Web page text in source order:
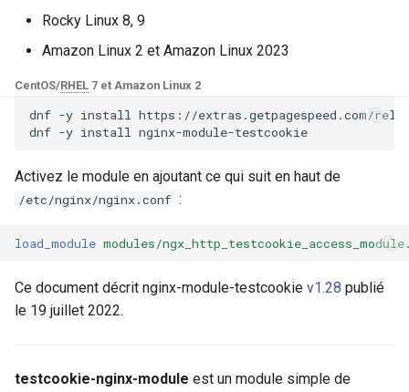
e
c
h
r
$device_type
$is_desktop
$is_mobile
$is_tv
testcookie_session
testcookie_arg
testcookie_fallback
testcookie_whitelist
testcookie_pass
testcookie_refresh_template
checkups
consul-event
core
cors
counter
dns-server
Transformez ea-nginx en une
puissance de performance et
de sécurité
Support HTTP/3 QUIC de
NGINX - Paquets RPM pour
RHEL et CentOS
Serveur Web Angie - Installer
sur RHEL, CentOS, Rocky
Rocky Linux 8, 9
Amazon Linux 2 et Amazon Linux 2023
CentOS/RHEL 7 et Amazon Linux 2
dnf -y install
https://extras.getpagespeed.com/
dnf -y install
Activez le module en ajoutant ce qui suit en haut de
/etc/nginx/nginx.conf :
load_module modules/
Ce document décrit nginx-module-testcookie v1.28 publié
le 19 juillet 2022.
testcookie-nginx-module est un module simple de